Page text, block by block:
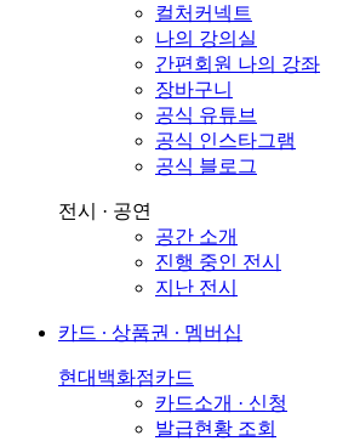
컬처커넥트
나의 강의실
간편회원 나의 강좌
장바구니
공식 유튜브
공식 인스타그램
공식 블로그
전시 · 공연
공간 소개
진행 중인 전시
지난 전시
카드 ∙ 상품권 ∙ 멤버십
현대백화점카드
카드소개 · 신청
발급현황 조회